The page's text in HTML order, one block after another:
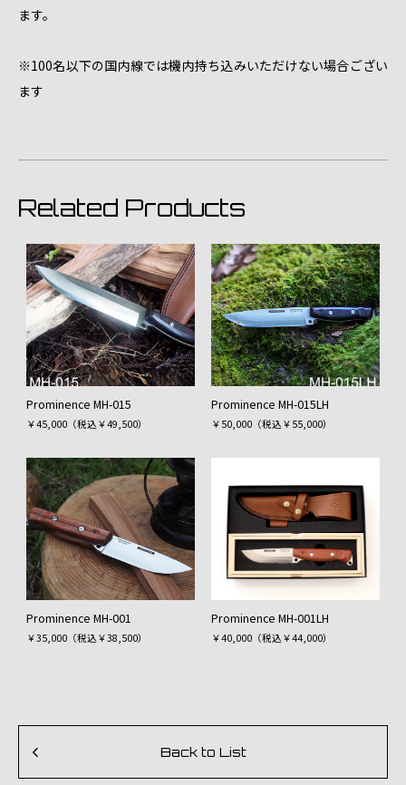
ます。
※100名以下の国内線では機内持ち込みいただけない場合ござい
ます
Related Products
Prominence MH-015
￥45,000（税込￥49,500）
Prominence MH-015LH
￥50,000（税込￥55,000）
Prominence MH-001
￥35,000（税込￥38,500）
Prominence MH-001LH
￥40,000（税込￥44,000）
Back to List